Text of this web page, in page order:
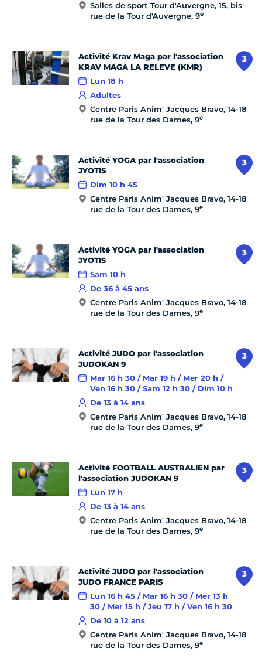
Salles de sport Tour d'Auvergne, 15, bis
rue de la Tour d'Auvergne, 9e
3
Activité Krav Maga par l'association
KRAV MAGA LA RELEVE (KMR)
Lun 18 h
Adultes
Centre Paris Anim' Jacques Bravo, 14-18
rue de la Tour des Dames, 9e
3
Activité YOGA par l'association
JYOTIS
Dim 10 h 45
Centre Paris Anim' Jacques Bravo, 14-18
rue de la Tour des Dames, 9e
3
Activité YOGA par l'association
JYOTIS
Sam 10 h
De 36 à 45 ans
Centre Paris Anim' Jacques Bravo, 14-18
rue de la Tour des Dames, 9e
3
Activité JUDO par l'association
JUDOKAN 9
Mar 16 h 30 / Mar 19 h / Mer 20 h /
Ven 16 h 30 / Sam 12 h 30 / Dim 10 h
De 13 à 14 ans
Centre Paris Anim' Jacques Bravo, 14-18
rue de la Tour des Dames, 9e
3
Activité FOOTBALL AUSTRALIEN par
l'association JUDOKAN 9
Lun 17 h
De 13 à 14 ans
Centre Paris Anim' Jacques Bravo, 14-18
rue de la Tour des Dames, 9e
3
Activité JUDO par l'association
JUDO FRANCE PARIS
Lun 16 h 45 / Mar 16 h 30 / Mer 13 h
30 / Mer 15 h / Jeu 17 h / Ven 16 h 30
De 10 à 12 ans
Centre Paris Anim' Jacques Bravo, 14-18
rue de la Tour des Dames, 9e